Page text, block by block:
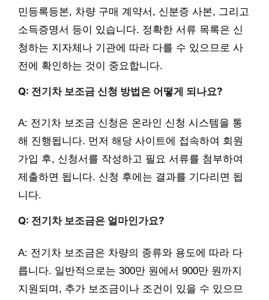
민등록등본, 차량 구매 계약서, 신분증 사본, 그리고
소득증명서 등이 있습니다. 정확한 서류 목록은 신
청하는 지자체나 기관에 따라 다를 수 있으므로 사
전에 확인하는 것이 중요합니다.
Q: 전기차 보조금 신청 방법은 어떻게 되나요?
A: 전기차 보조금 신청은 온라인 신청 시스템을 통
해 진행됩니다. 먼저 해당 사이트에 접속하여 회원
가입 후, 신청서를 작성하고 필요 서류를 첨부하여
제출하면 됩니다. 신청 후에는 결과를 기다리면 됩
니다.
Q: 전기차 보조금은 얼마인가요?
A: 전기차 보조금은 차량의 종류와 용도에 따라 다
릅니다. 일반적으로는 300만 원에서 900만 원까지
지원되며, 추가 보조금이나 조건이 있을 수 있으므